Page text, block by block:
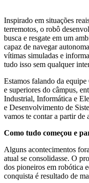
Inspirado em situações
terremotos, o robô
busca e resgate em um
capaz de navegar
vítimas simuladas e
tudo isso sem qualquer
Estamos falando da
e superiores do câmpus,
Industrial, Informática e
e Desenvolvimento de
vamos te contar a partir de
Como tudo começou e
Alguns acontecimentos
atual se consolidasse. O
dos pioneiros em robótica
conquista é resultado de